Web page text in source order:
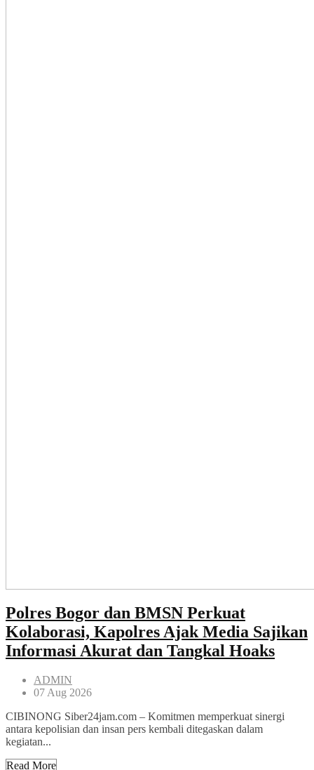
Polres Bogor dan BMSN Perkuat
Kolaborasi, Kapolres Ajak Media Sajikan
Informasi Akurat dan Tangkal Hoaks
ADMIN
07 Aug 2026
CIBINONG Siber24jam.com – Komitmen memperkuat sinergi
antara kepolisian dan insan pers kembali ditegaskan dalam
kegiatan...
Read More